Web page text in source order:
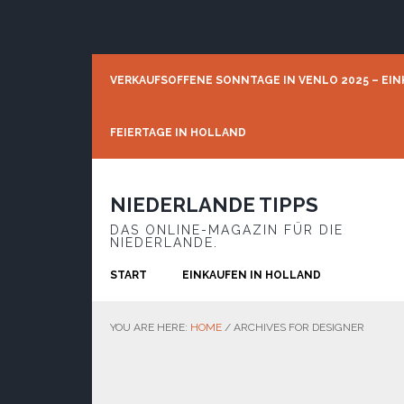
VERKAUFSOFFENE SONNTAGE IN VENLO 2025 –
FEIERTAGE IN HOLLAND
NIEDERLANDE TIPPS
DAS ONLINE-MAGAZIN FÜR DIE
NIEDERLANDE.
START EINKAUFEN IN HOLLAND
YOU ARE HERE: HOME / ARCHIVES FOR DESIGNER